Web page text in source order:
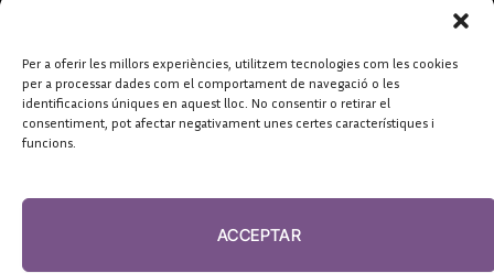
Per a oferir les millors experiències, utilitzem tecnologies com les cookies
per a processar dades com el comportament de navegació o les
identificacions úniques en aquest lloc. No consentir o retirar el
consentiment, pot afectar negativament unes certes característiques i
funcions.
ACCEPTAR
FUNDACIÓ